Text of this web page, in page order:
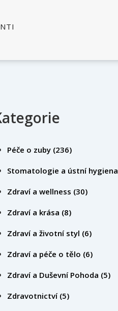
Péče o zuby (236)
Stomatologie a ústní hygiena
Zdraví a wellness (30)
Zdraví a krása (8)
Zdraví a životní styl (6)
Zdraví a péče o tělo (6)
Zdraví a Duševní Pohoda (5)
Zdravotnictví (5)